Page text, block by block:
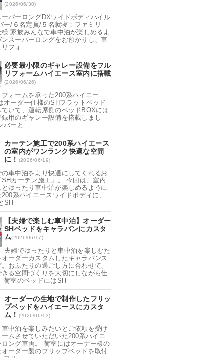
(2026/06/30)
ーパーロングDXワイドボディハイル
ー/６名定員/５名就寝：ファミリ
家族みんなで車中泊が楽しめるよ
ンスーパーロングをお預かりし、車
フォ
必要最小限のギャレー設備をフル
リフォームハイエース室内に搭載
(2026/06/26)
ォームを承った200系ハイエー
オーダー仕様のSHフラットベッド
ていて、運転席側のベッドBOXには
録用のギャレー設備を搭載しまし
バーと
カーテン施工で200系ハイエース
の室内がワンランク快適な空間
に！ (2026/06/19)
車中泊をより快適にしてくれるお
カーテン施工」。 今回は、室内
とゆったり車中泊が楽しめるように
系ハイエースワイドボディに、
SH
【夫婦で楽しむ車中泊】オーダー
SHベッドをキャラバンにカスタ
ム(2026/06/17)
夫婦でゆったりと車中泊を楽しむた
ーダーカスタムしたキャラバンス
おふたりの過ごし方に合わせて、
きる空間づくりを大切にしながら仕
荷室のベッドにはSH
オーダーの生地で制作したフリッ
プベッドをハイエースにカスタ
ム！ (2026/06/13)
中泊を楽しみたいとご依頼を受け
ームさせていただいた200系ハイエ
ロング車両。 荷室にはオーナー様の
ーダー製のフリップベッドを取付